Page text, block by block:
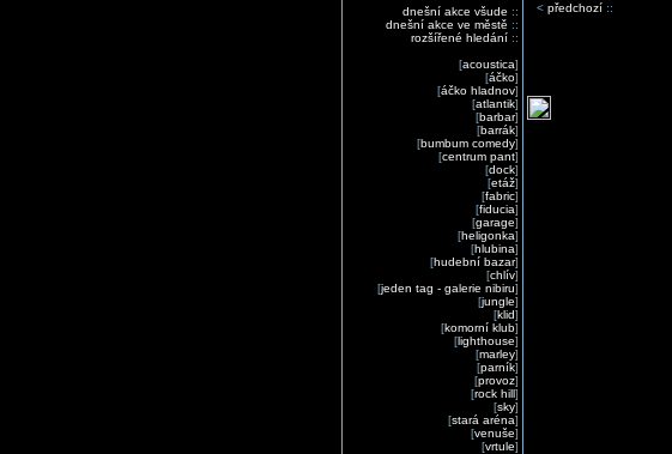
dnešní akce všude ::
dnešní akce ve městě ::
rozšířené hledání::
[acoustica]
[áčko]
[áčko hladnov]
[atlantik]
[barbar]
[barrák]
[bumbum comedy]
[centrum pant]
[dock]
[etáž]
[fabric]
[fiducia]
[garage]
[heligonka]
[hlubina]
[hudební bazar]
[chlív]
[jeden tag - galerie nibiru]
[jungle]
[klid]
[komorní klub]
[lighthouse]
[marley]
[parník]
[provoz]
[rock hill]
[sky]
[stará aréna]
[venuše]
[vrtule]
< předchozí::